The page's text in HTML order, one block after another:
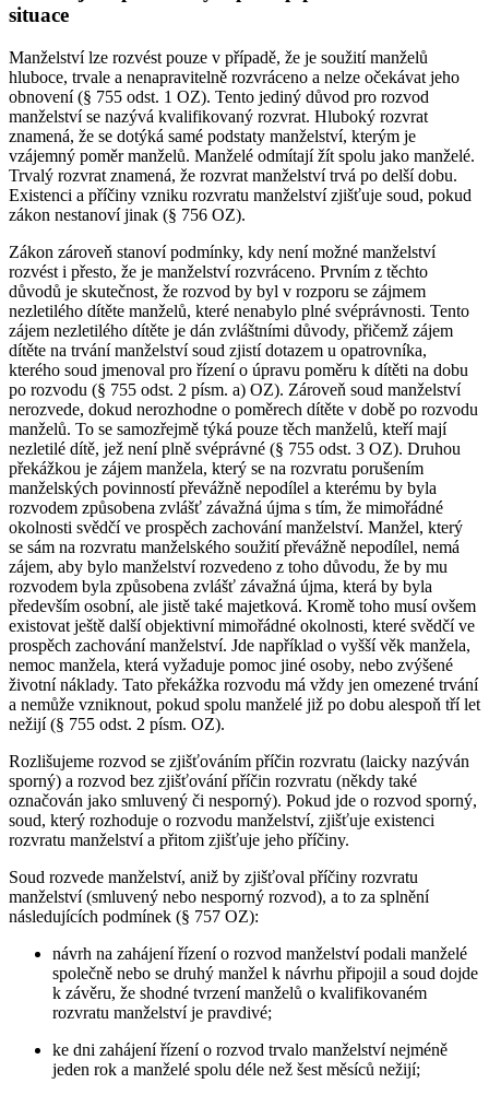
situace
Manželství lze rozvést pouze v případě, že je soužití manželů
hluboce, trvale a nenapravitelně rozvráceno a nelze očekávat jeho
obnovení (§ 755 odst. 1 OZ). Tento jediný důvod pro rozvod
manželství se nazývá kvalifikovaný rozvrat. Hluboký rozvrat
znamená, že se dotýká samé podstaty manželství, kterým je
vzájemný poměr manželů. Manželé odmítají žít spolu jako manželé.
Trvalý rozvrat znamená, že rozvrat manželství trvá po delší dobu.
Existenci a příčiny vzniku rozvratu manželství zjišťuje soud, pokud
zákon nestanoví jinak (§ 756 OZ).
Zákon zároveň stanoví podmínky, kdy není možné manželství
rozvést i přesto, že je manželství rozvráceno. Prvním z těchto
důvodů je skutečnost, že rozvod by byl v rozporu se zájmem
nezletilého dítěte manželů, které nenabylo plné svéprávnosti. Tento
zájem nezletilého dítěte je dán zvláštními důvody, přičemž zájem
dítěte na trvání manželství soud zjistí dotazem u opatrovníka,
kterého soud jmenoval pro řízení o úpravu poměru k dítěti na dobu
po rozvodu (§ 755 odst. 2 písm. a) OZ). Zároveň soud manželství
nerozvede, dokud nerozhodne o poměrech dítěte v době po rozvodu
manželů. To se samozřejmě týká pouze těch manželů, kteří mají
nezletilé dítě, jež není plně svéprávné (§ 755 odst. 3 OZ). Druhou
překážkou je zájem manžela, který se na rozvratu porušením
manželských povinností převážně nepodílel a kterému by byla
rozvodem způsobena zvlášť závažná újma s tím, že mimořádné
okolnosti svědčí ve prospěch zachování manželství. Manžel, který
se sám na rozvratu manželského soužití převážně nepodílel, nemá
zájem, aby bylo manželství rozvedeno z toho důvodu, že by mu
rozvodem byla způsobena zvlášť závažná újma, která by byla
především osobní, ale jistě také majetková. Kromě toho musí ovšem
existovat ještě další objektivní mimořádné okolnosti, které svědčí ve
prospěch zachování manželství. Jde například o vyšší věk manžela,
nemoc manžela, která vyžaduje pomoc jiné osoby, nebo zvýšené
životní náklady. Tato překážka rozvodu má vždy jen omezené trvání
a nemůže vzniknout, pokud spolu manželé již po dobu alespoň tří let
nežijí (§ 755 odst. 2 písm. OZ).
Rozlišujeme rozvod se zjišťováním příčin rozvratu (laicky nazýván
sporný) a rozvod bez zjišťování příčin rozvratu (někdy také
označován jako smluvený či nesporný). Pokud jde o rozvod sporný,
soud, který rozhoduje o rozvodu manželství, zjišťuje existenci
rozvratu manželství a přitom zjišťuje jeho příčiny.
Soud rozvede manželství, aniž by zjišťoval příčiny rozvratu
manželství (smluvený nebo nesporný rozvod), a to za splnění
následujících podmínek (§ 757 OZ):
návrh na zahájení řízení o rozvod manželství podali manželé
společně nebo se druhý manžel k návrhu připojil a soud dojde
k závěru, že shodné tvrzení manželů o kvalifikovaném
rozvratu manželství je pravdivé;
ke dni zahájení řízení o rozvod trvalo manželství nejméně
jeden rok a manželé spolu déle než šest měsíců nežijí;